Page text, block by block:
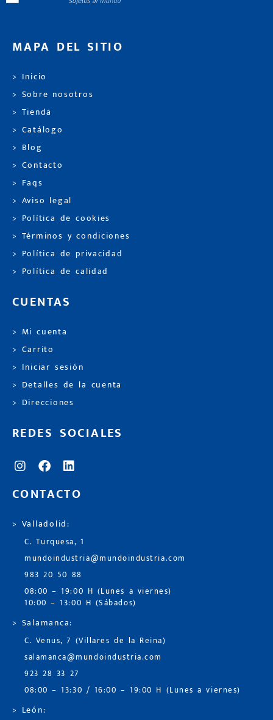
MAPA DEL SITIO
> Inicio
> Sobre nosotros
> Tienda
> Catálogo
> Blog
> Contacto
> Faqs
> Aviso legal
> Política de cookies
> Términos y condiciones
> Política de privacidad
> Política de calidad
CUENTAS
> Mi cuenta
> Carrito
> Iniciar sesión
> Detalles de la cuenta
> Direcciones
REDES SOCIALES
CONTACTO
> Valladolid:
C. Turquesa, 1
mundoindustria@mundoindustria.com
983 20 50 88
08:00 – 19:00 H (Lunes a viernes)
10:00 – 13:00 H (Sábados)
> Salamanca:
C. Venus, 7 (Villares de la Reina)
salamanca@mundoindustria.com
923 28 33 27
08:00 – 13:30 / 16:00 – 19:00 H (Lunes a viernes)
> León: